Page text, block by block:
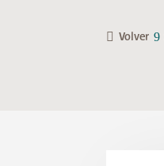
Volver